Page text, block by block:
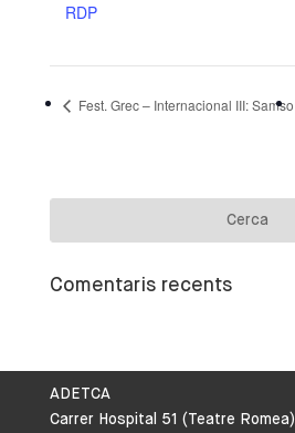
RDP
Fest. Grec – Internacional III: Samso
Comentaris recents
ADETCA
Carrer Hospital 51 (Teatre Romea)